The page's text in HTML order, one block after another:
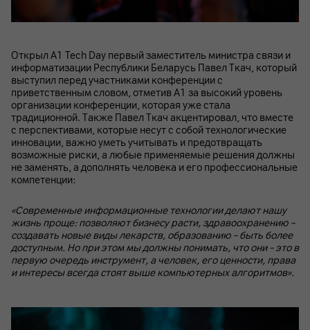
Открыл А1 Tech Day первый заместитель министра связи и
информатизации Республики Беларусь Павел Ткач, который
выступил перед участниками конференции с
приветственным словом, отметив A1 за высокий уровень
организации конференции, которая уже стала
традиционной. Также Павел Ткач акцентировал, что вместе
с перспективами, которые несут с собой технологические
инновации, важно уметь учитывать и предотвращать
возможные риски, а любые применяемые решения должны
не заменять, а дополнять человека и его профессиональные
компетенции:
«Современные информационные технологии делают нашу
жизнь проще: позволяют бизнесу расти, здравоохранению –
создавать новые виды лекарств, образованию – быть более
доступным. Но при этом мы должны понимать, что они – это в
первую очередь инструмент, а человек, его ценности, права
и интересы всегда стоят выше компьютерных алгоритмов».